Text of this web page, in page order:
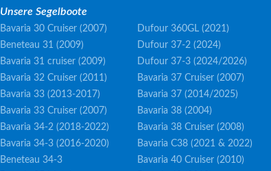
Unsere Segelboote
Bavaria 30 Cruiser (2007)
Beneteau 31 (2009)
Bavaria 31 cruiser (2009)
Bavaria 32 Cruiser (2011)
Bavaria 33 (2013-2017)
Bavaria 33 Cruiser (2007)
Bavaria 34-2 (2018-2022)
Bavaria 34-3 (2016-2020)
Beneteau 34-3
Dufour 360GL (2021)
Dufour 37-2 (2024)
Dufour 37-3 (2024/2026)
Bavaria 37 Cruiser (2007)
Bavaria 37 (2014/2025)
Bavaria 38 (2004)
Bavaria 38 Cruiser (2008)
Bavaria C38 (2021 & 2022)
Bavaria 40 Cruiser (2010)